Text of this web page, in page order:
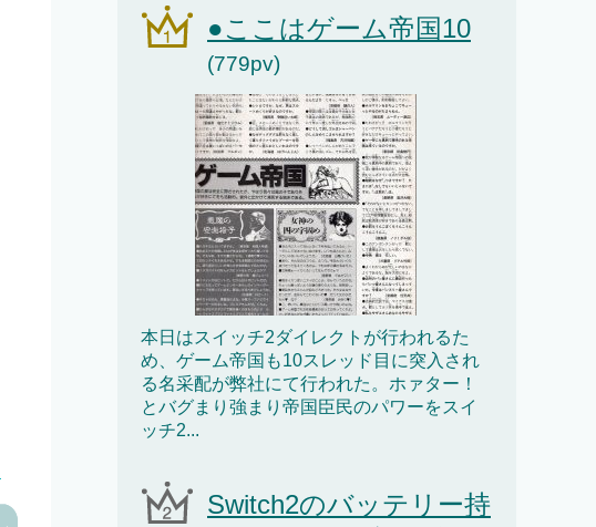
●ここはゲーム帝国10
(779pv)
本日はスイッチ2ダイレクトが行われるた
め、ゲーム帝国も10スレッド目に突入され
る名采配が弊社にて行われた。ホァター！
とバグまり強まり帝国臣民のパワーをスイ
ッチ2...
Switch2のバッテリー持